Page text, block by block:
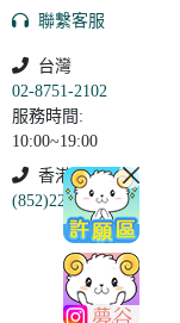
聯繫客服
台灣
02-8751-2102
服務時間:
10:00~19:00
香港
(852)2250-9311